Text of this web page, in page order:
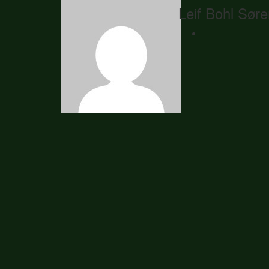
Leif Bohl